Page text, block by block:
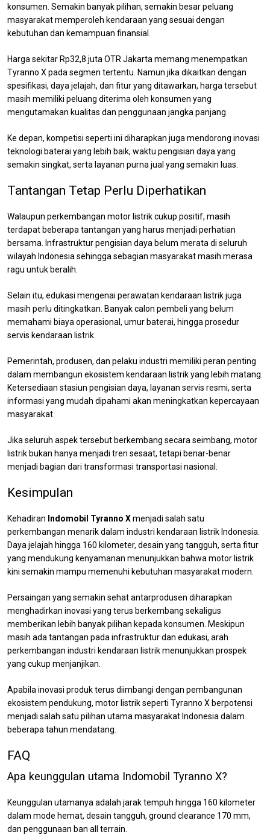
konsumen. Semakin banyak pilihan, semakin besar peluang
masyarakat memperoleh kendaraan yang sesuai dengan
kebutuhan dan kemampuan finansial.
Harga sekitar Rp32,8 juta OTR Jakarta memang menempatkan
Tyranno X pada segmen tertentu. Namun jika dikaitkan dengan
spesifikasi, daya jelajah, dan fitur yang ditawarkan, harga tersebut
masih memiliki peluang diterima oleh konsumen yang
mengutamakan kualitas dan penggunaan jangka panjang.
Ke depan, kompetisi seperti ini diharapkan juga mendorong inovasi
teknologi baterai yang lebih baik, waktu pengisian daya yang
semakin singkat, serta layanan purna jual yang semakin luas.
Tantangan Tetap Perlu Diperhatikan
Walaupun perkembangan motor listrik cukup positif, masih
terdapat beberapa tantangan yang harus menjadi perhatian
bersama. Infrastruktur pengisian daya belum merata di seluruh
wilayah Indonesia sehingga sebagian masyarakat masih merasa
ragu untuk beralih.
Selain itu, edukasi mengenai perawatan kendaraan listrik juga
masih perlu ditingkatkan. Banyak calon pembeli yang belum
memahami biaya operasional, umur baterai, hingga prosedur
servis kendaraan listrik.
Pemerintah, produsen, dan pelaku industri memiliki peran penting
dalam membangun ekosistem kendaraan listrik yang lebih matang.
Ketersediaan stasiun pengisian daya, layanan servis resmi, serta
informasi yang mudah dipahami akan meningkatkan kepercayaan
masyarakat.
Jika seluruh aspek tersebut berkembang secara seimbang, motor
listrik bukan hanya menjadi tren sesaat, tetapi benar-benar
menjadi bagian dari transformasi transportasi nasional.
Kesimpulan
Kehadiran Indomobil Tyranno Xmenjadi salah satu
perkembangan menarik dalam industri kendaraan listrik Indonesia.
Daya jelajah hingga 160 kilometer, desain yang tangguh, serta fitur
yang mendukung kenyamanan menunjukkan bahwa motor listrik
kini semakin mampu memenuhi kebutuhan masyarakat modern.
Persaingan yang semakin sehat antarprodusen diharapkan
menghadirkan inovasi yang terus berkembang sekaligus
memberikan lebih banyak pilihan kepada konsumen. Meskipun
masih ada tantangan pada infrastruktur dan edukasi, arah
perkembangan industri kendaraan listrik menunjukkan prospek
yang cukup menjanjikan.
Apabila inovasi produk terus diimbangi dengan pembangunan
ekosistem pendukung, motor listrik seperti Tyranno X berpotensi
menjadi salah satu pilihan utama masyarakat Indonesia dalam
beberapa tahun mendatang.
FAQ
Apa keunggulan utama Indomobil Tyranno X?
Keunggulan utamanya adalah jarak tempuh hingga 160 kilometer
dalam mode hemat, desain tangguh, ground clearance 170 mm,
dan penggunaan ban all terrain.